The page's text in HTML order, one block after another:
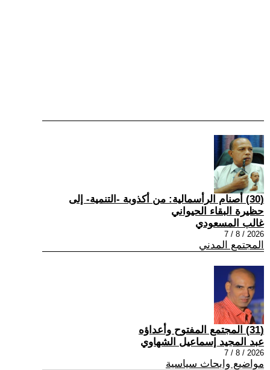
(30) أصنام الرأسمالية: من أكذوبة -التنمية- إلى
حظيرة البقاء الحيواني
غالب المسعودي
2026 / 8 / 7
المجتمع المدني
(31) المجتمع المفتوح وأعداؤه
عبد المجيد إسماعيل الشهاوي
2026 / 8 / 7
مواضيع وابحاث سياسية